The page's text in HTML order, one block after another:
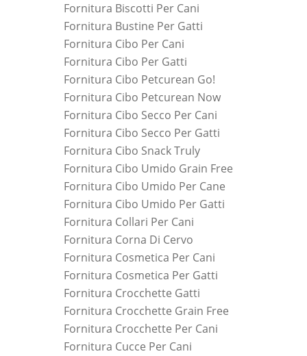
Fornitura Biscotti Per Cani
Fornitura Bustine Per Gatti
Fornitura Cibo Per Cani
Fornitura Cibo Per Gatti
Fornitura Cibo Petcurean Go!
Fornitura Cibo Petcurean Now
Fornitura Cibo Secco Per Cani
Fornitura Cibo Secco Per Gatti
Fornitura Cibo Snack Truly
Fornitura Cibo Umido Grain Free
Fornitura Cibo Umido Per Cane
Fornitura Cibo Umido Per Gatti
Fornitura Collari Per Cani
Fornitura Corna Di Cervo
Fornitura Cosmetica Per Cani
Fornitura Cosmetica Per Gatti
Fornitura Crocchette Gatti
Fornitura Crocchette Grain Free
Fornitura Crocchette Per Cani
Fornitura Cucce Per Cani